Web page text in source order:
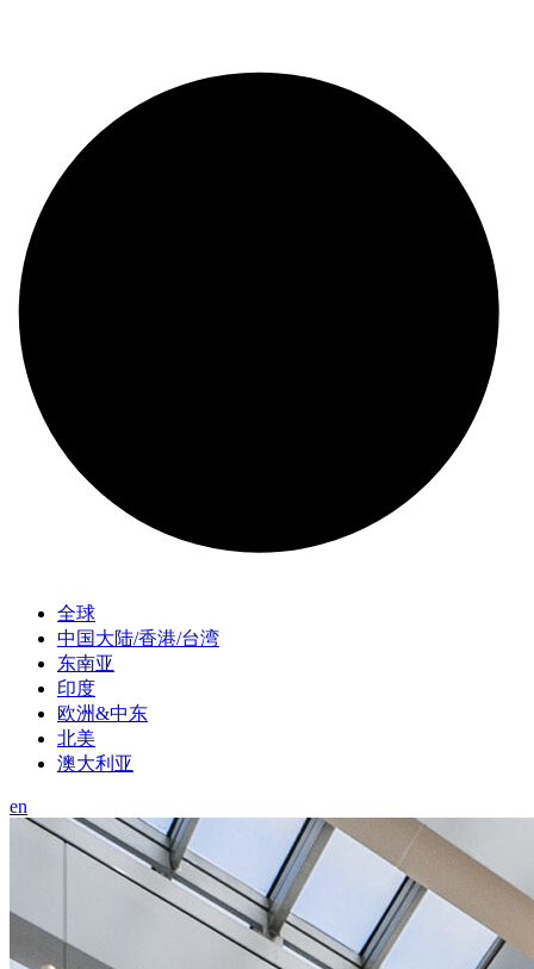
全球
中国大陆/香港/台湾
东南亚
印度
欧洲&中东
北美
澳大利亚
en